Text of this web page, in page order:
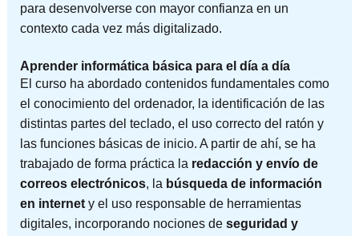
para desenvolverse con mayor confianza en un
contexto cada vez más digitalizado.
Aprender informática básica para el día a día
El curso ha abordado contenidos fundamentales como
el conocimiento del ordenador, la identificación de las
distintas partes del teclado, el uso correcto del ratón y
las funciones básicas de inicio. A partir de ahí, se ha
trabajado de forma práctica la redacción y envío de
correos electrónicos, la búsqueda de información
en internety el uso responsable de herramientas
digitales, incorporando nociones de seguridad y